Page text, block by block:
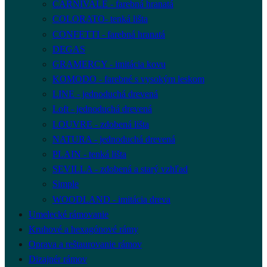
CARNIVALE - farebná hranatá
COLORATO- tenká lišta
CONFETTI - farebná hranatá
DEGAS
GRAMERCY - imitácia kovu
KOMODO - farebné s vysokým leskom
LINE - jednoduchá drevená
Loft - jednoduchá drevená
LOUVRE - zdobená lišta
NATURA - jednoduchá drevená
PLAIN - tenká lišta
SEVILLA - zdobená a starý vzhľad
Simple
WOODLAND - imitácia dreva
Umelecké rámovanie
Kruhové a hexagónové rámy
Oprava a reštaurovanie rámov
Dizajnér rámov